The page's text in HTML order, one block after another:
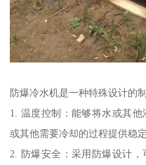
防爆冷水机是一种特殊设计的
1. 温度控制：能够将水或其
或其他需要冷却的过程提供稳
2. 防爆安全：采用防爆设计